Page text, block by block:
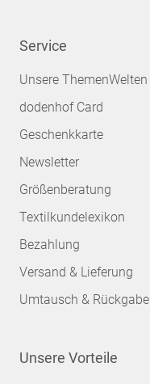
Service
Unsere ThemenWelten
dodenhof Card
Geschenkkarte
Newsletter
Größenberatung
Textilkundelexikon
Bezahlung
Versand & Lieferung
Umtausch & Rückgabe
Unsere Vorteile